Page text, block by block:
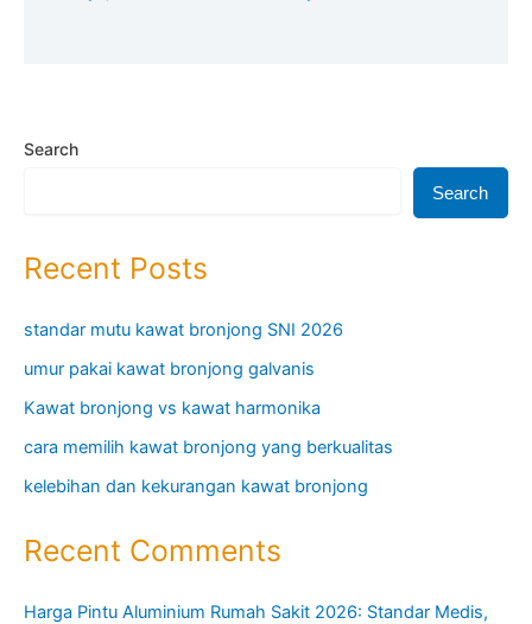
Search
Search
Recent Posts
standar mutu kawat bronjong SNI 2026
umur pakai kawat bronjong galvanis
Kawat bronjong vs kawat harmonika
cara memilih kawat bronjong yang berkualitas
kelebihan dan kekurangan kawat bronjong
Recent Comments
Harga Pintu Aluminium Rumah Sakit 2026: Standar Medis,